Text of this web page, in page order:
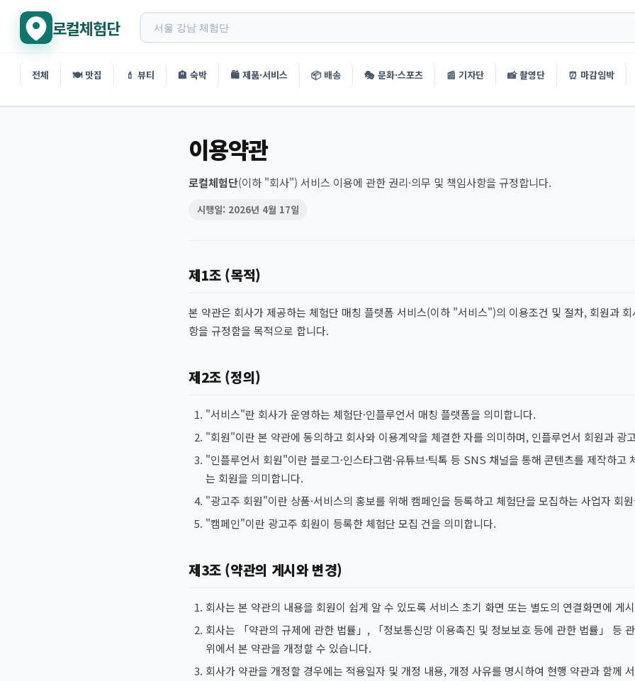
로컬체험단
전체 🍽️ 맛집 💄 뷰티 🏨 숙박 🛍️ 제품·서비스 📦 배송 🎭 문화·스포츠 📰 기자단 📸 촬영단 ⏰ 마감임박
이용약관
로컬체험단(이하 "회사") 서비스 이용에 관한 권리·의무 및 책임사항을 규정합니다.
시행일: 2026년 4월 17일
제1조 (목적)
본 약관은 회사가 제공하는 체험단 매칭 플랫폼 서비스(이하 "서비스")의 이용조건 및 절차, 회원과 회
항을 규정함을 목적으로 합니다.
제2조 (정의)
"서비스"란 회사가 운영하는 체험단·인플루언서 매칭 플랫폼을 의미합니다.
"회원"이란 본 약관에 동의하고 회사와 이용계약을 체결한 자를 의미하며, 인플루언서 회원과 광
"인플루언서 회원"이란 블로그·인스타그램·유튜브·틱톡 등 SNS 채널을 통해 콘텐츠를 제작하고
는 회원을 의미합니다.
"광고주 회원"이란 상품·서비스의 홍보를 위해 캠페인을 등록하고 체험단을 모집하는 사업자 회
"캠페인"이란 광고주 회원이 등록한 체험단 모집 건을 의미합니다.
제3조 (약관의 게시와 변경)
회사는 본 약관의 내용을 회원이 쉽게 알 수 있도록 서비스 초기 화면 또는 별도의 연결화면에 게
회사는 「약관의 규제에 관한 법률」, 「정보통신망 이용촉진 및 정보보호 등에 관한 법률」 등
위에서 본 약관을 개정할 수 있습니다.
회사가 약관을 개정할 경우에는 적용일자 및 개정 내용, 개정 사유를 명시하여 현행 약관과 함께